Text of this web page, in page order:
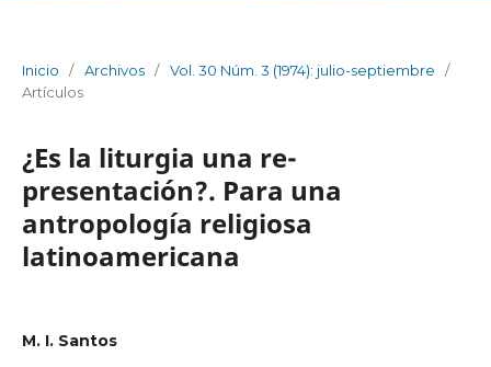
Inicio / Archivos / Vol. 30 Núm. 3 (1974): julio-septiembre
/
Artículos
¿Es la liturgia una re-
presentación?. Para una
antropología religiosa
latinoamericana
M. I. Santos